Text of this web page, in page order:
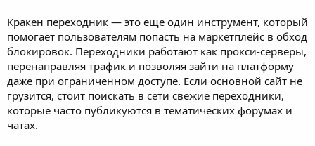
Кракен переходник — это еще один инструмент, который
помогает пользователям попасть на маркетплейс в обход
блокировок. Переходники работают как прокси-серверы,
перенаправляя трафик и позволяя зайти на платформу
даже при ограниченном доступе. Если основной сайт не
грузится, стоит поискать в сети свежие переходники,
которые часто публикуются в тематических форумах и
чатах.